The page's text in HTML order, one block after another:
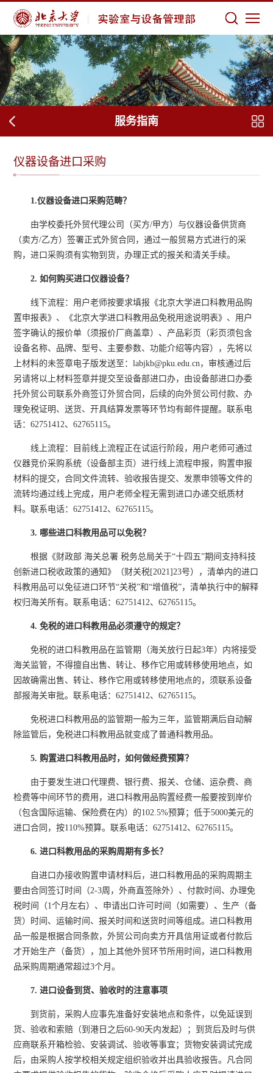
服务指南
仪器设备进口采购
1.仪器设备进口采购范畴？
由学校委托外贸代理公司（买方/甲方）与仪器设备供货商
（卖方/乙方）签署正式外贸合同，通过一般贸易方式进行的采
购，进口采购须有实物到货，办理正式的报关和清关手续。
2. 如何购买进口仪器设备？
线下流程：用户老师按要求填报《北京大学进口科教用品购
置申报表》、《北京大学进口科教用品免税用途说明表》、用户
签字确认的报价单（须报价厂商盖章）、产品彩页（彩页须包含
设备名称、品牌、型号、主要参数、功能介绍等内容），先将以
上材料的未签章电子版发送至：labjkb@pku.edu.cn，审核通过后
另请将以上材料签章并提交至设备部进口办，由设备部进口办委
托外贸公司联系外商签订外贸合同，后续的向外贸公司付款、办
理免税证明、送货、开具结算发票等环节均有邮件提醒。联系电
话：62751412、62765115。
线上流程：目前线上流程正在试运行阶段，用户老师可通过
仪器竞价采购系统（设备部主页）进行线上流程申报，购置申报
材料的提交，合同文件流转、验收报告提交、发票申领等文件的
流转均通过线上完成，用户老师全程无需到进口办递交纸质材
料。联系电话：62751412、62765115。
3. 哪些进口科教用品可以免税？
根据《财政部 海关总署 税务总局关于“十四五”期间支持科技
创新进口税收政策的通知》（财关税[2021]23号），清单内的进口
科教用品可以免征进口环节“关税”和“增值税”，清单执行中的解释
权归海关所有。联系电话：62751412、62765115。
4. 免税的进口科教用品必须遵守的规定？
免税的进口科教用品在监管期（海关放行日起3年）内将接受
海关监管，不得擅自出售、转让、移作它用或转移使用地点，如
因故确需出售、转让、移作它用或转移使用地点的，须联系设备
部报海关审批。联系电话：62751412、62765115。
免税进口科教用品的监管期一般为三年，监管期满后自动解
除监管后，免税进口科教用品就变成了普通科教用品。
5. 购置进口科教用品时，如何做经费预算？
由于要发生进口代理费、银行费、报关、仓储、运杂费、商
检费等中间环节的费用，进口科教用品购置经费一般要按到岸价
（包含国际运输、保险费在内）的102.5%预算；低于5000美元的
进口合同，按110%预算。联系电话：62751412、62765115。
6. 进口科教用品的采购周期有多长？
自进口办接收购置申请材料后，进口科教用品的采购周期主
要由合同签订时间（2-3周，外商直签除外）、付款时间、办理免
税时间（1个月左右）、申请出口许可时间（如需要）、生产（备
货）时间、运输时间、报关时间和送货时间等组成。进口科教用
品一般是根据合同条款，外贸公司向卖方开具信用证或者付款后
才开始生产（备货），加上其他外贸环节所用时间，进口科教用
品采购周期通常超过3个月。
7. 进口设备到货、验收时的注意事项
到货前，采购人应事先准备好安装地点和条件，以免延误到
货、验收和索赔（到港日之后60-90天内发起）；到货后及时与供
应商联系开箱检验、安装调试、验收等事宜；货物安装调试完成
后，由采购人按学校相关规定组织验收并出具验收报告。凡合同